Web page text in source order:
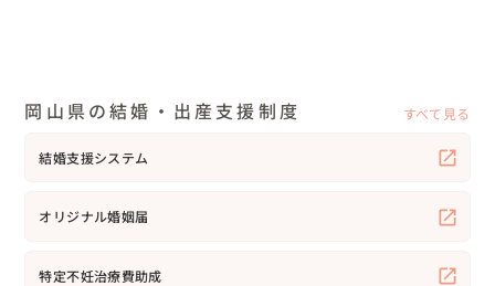
岡山県の結婚・出産支援制度 すべて見る
結婚支援システム
オリジナル婚姻届
特定不妊治療費助成